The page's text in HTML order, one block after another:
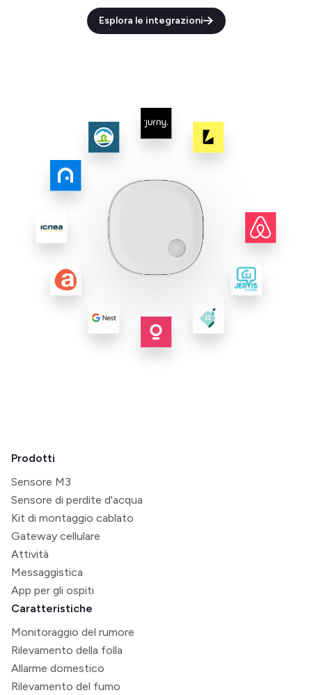
Esplora le integrazioni
Prodotti
Sensore M3
Sensore di perdite d'acqua
Kit di montaggio cablato
Gateway cellulare
Attività
Messaggistica
App per gli ospiti
Caratteristiche
Monitoraggio del rumore
Rilevamento della folla
Allarme domestico
Rilevamento del fumo